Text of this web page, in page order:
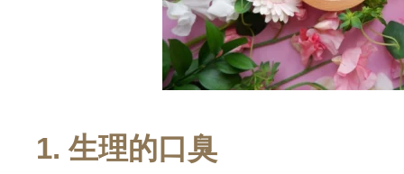
1. 生理的口臭